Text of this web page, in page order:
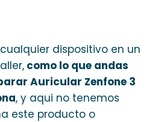
dispositivo en un
como lo que andas
Auricular Zenfone 3
, y aqui no tenemos
este producto o